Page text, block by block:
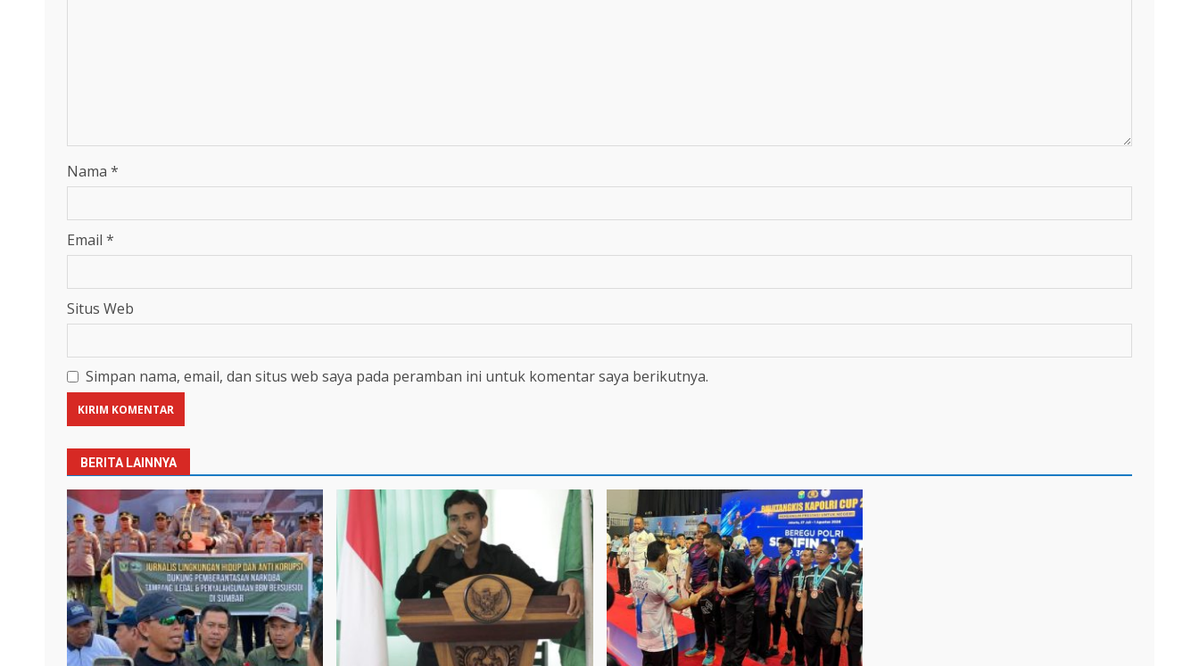
Nama *
Email *
Situs Web
Simpan nama, email, dan situs web saya pada peramban ini untuk komentar saya berikutnya.
BERITA LAINNYA